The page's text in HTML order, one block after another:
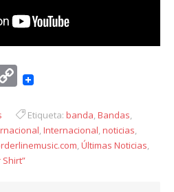
Copy
Etiqueta: banda,Bandas,
,Internacional,noticias,
,Últimas Noticias,
Shirt”